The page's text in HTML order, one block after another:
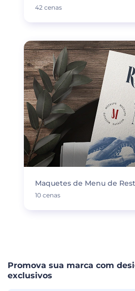
42 cenas
Maquetes de Menu de
10 cenas
Promova sua marca com
exclusivos